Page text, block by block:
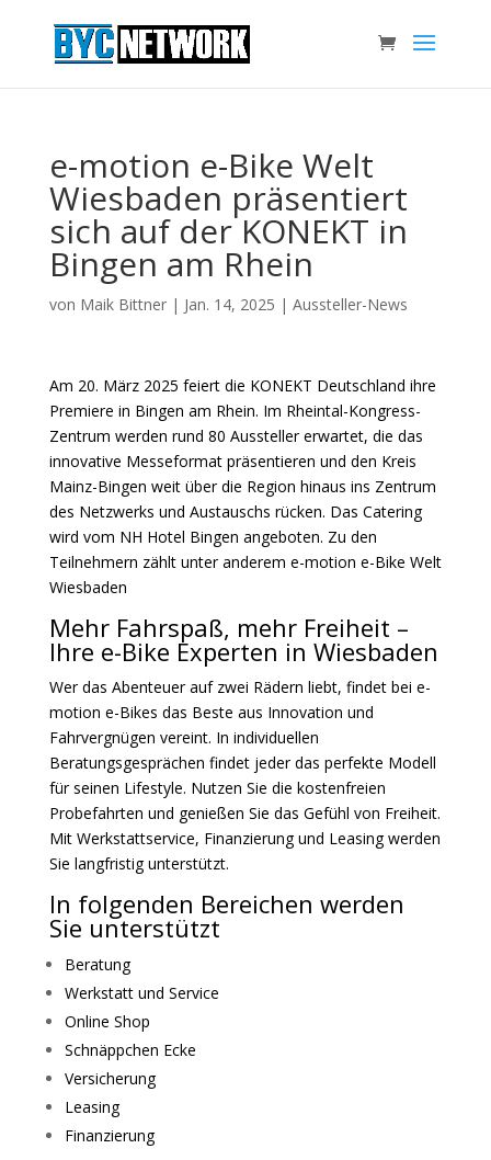
e-motion e-Bike Welt
Wiesbaden präsentiert
sich auf der KONEKT in
Bingen am Rhein
von Maik Bittner| Jan. 14, 2025 | Aussteller-News
Am 20. März 2025 feiert die KONEKT Deutschland ihre
Premiere in Bingen am Rhein. Im Rheintal-Kongress-
Zentrum werden rund 80 Aussteller erwartet, die das
innovative Messeformat präsentieren und den Kreis
Mainz-Bingen weit über die Region hinaus ins Zentrum
des Netzwerks und Austauschs rücken. Das Catering
wird vom NH Hotel Bingen angeboten. Zu den
Teilnehmern zählt unter anderem e-motion e-Bike Welt
Wiesbaden
Mehr Fahrspaß, mehr Freiheit –
Ihre e-Bike Experten in Wiesbaden
Wer das Abenteuer auf zwei Rädern liebt, findet bei e-
motion e-Bikes das Beste aus Innovation und
Fahrvergnügen vereint. In individuellen
Beratungsgesprächen findet jeder das perfekte Modell
für seinen Lifestyle. Nutzen Sie die kostenfreien
Probefahrten und genießen Sie das Gefühl von Freiheit.
Mit Werkstattservice, Finanzierung und Leasing werden
Sie langfristig unterstützt.
In folgenden Bereichen werden
Sie unterstützt
Beratung
Werkstatt und Service
Online Shop
Schnäppchen Ecke
Versicherung
Leasing
Finanzierung